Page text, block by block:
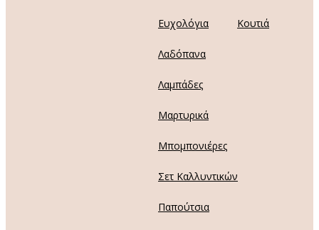
Ευχολόγια Κουτιά
Λαδόπανα
Λαμπάδες
Μαρτυρικά
Μπομπονιέρες
Σετ Καλλυντικών
Παπούτσια